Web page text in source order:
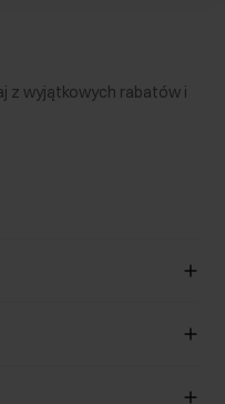
z wyjątkowych rabatów i